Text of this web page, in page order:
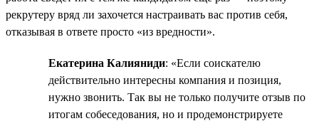
рекрутеру вряд ли захочется настраивать вас против себя,
отказывая в ответе просто «из вредности».
Екатерина Калияниди: «Если соискателю
действительно интересны компания и позиция,
нужно звонить. Так вы не только получите отзыв по
итогам собеседования, но и продемонстрируете